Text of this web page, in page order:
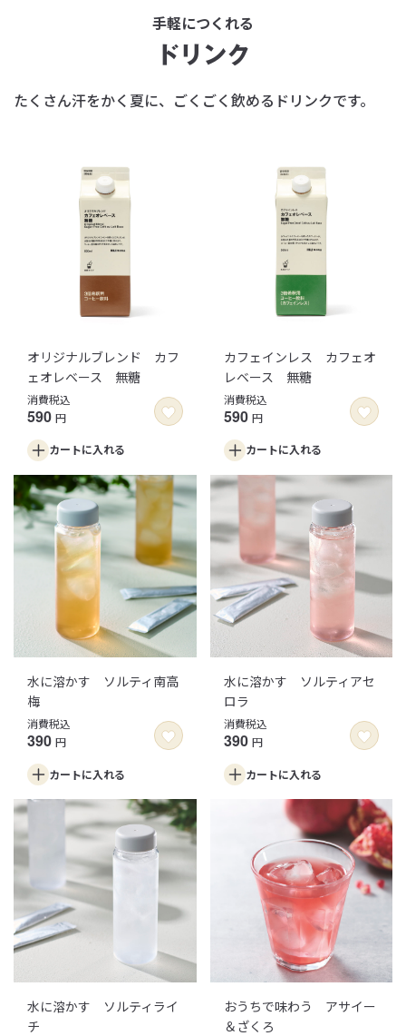
手軽につくれる
ドリンク
たくさん汗をかく夏に、ごくごく飲めるドリンクです。
オリジナルブレンド カフ
ェオレベース 無糖
消費税込
590 円
カートに入れる
カフェインレス カフェオ
レベース 無糖
消費税込
590 円
カートに入れる
水に溶かす ソルティ南高
梅
消費税込
390 円
カートに入れる
水に溶かす ソルティアセ
ロラ
消費税込
390 円
カートに入れる
水に溶かす ソルティライ
チ
おうちで味わう アサイー
＆ざくろ